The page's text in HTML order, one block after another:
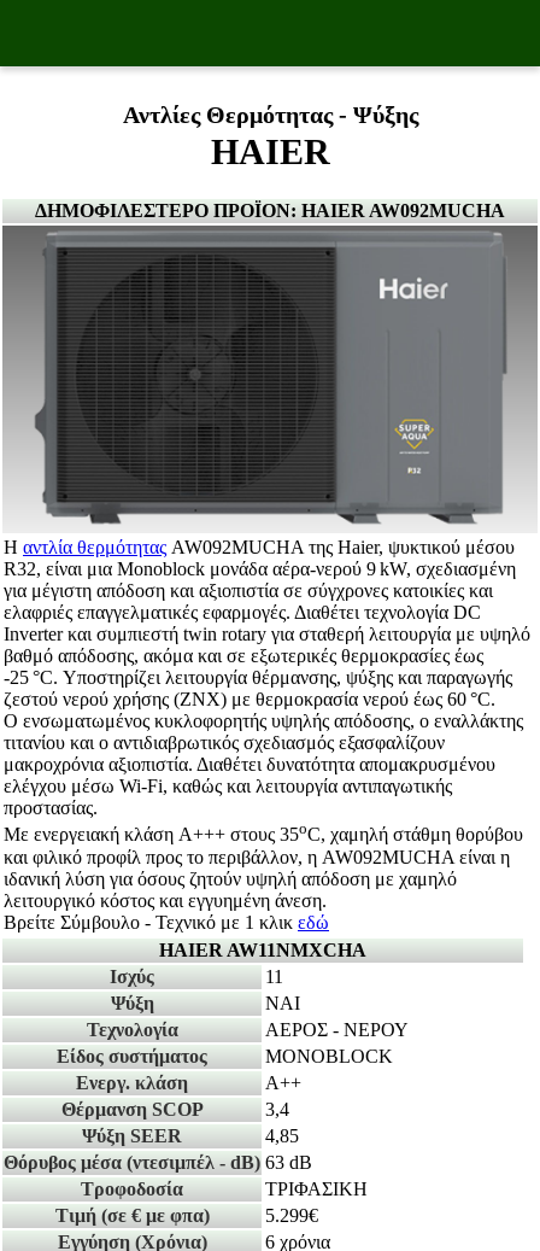
Αντλίες Θερμότητας - Ψύξης
HAIER
ΔΗΜΟΦΙΛΕΣΤΕΡΟ ΠΡΟΪΟΝ: HAIER AW092MUCHA
Η αντλία θερμότητας AW092MUCHA της Haier, ψυκτικού μέσου
R32, είναι μια Monoblock μονάδα αέρα-νερού 9 kW, σχεδιασμένη
για μέγιστη απόδοση και αξιοπιστία σε σύγχρονες κατοικίες και
ελαφριές επαγγελματικές εφαρμογές. Διαθέτει τεχνολογία DC
Inverter και συμπιεστή twin rotary για σταθερή λειτουργία με υψηλό
βαθμό απόδοσης, ακόμα και σε εξωτερικές θερμοκρασίες έως
-25 °C. Υποστηρίζει λειτουργία θέρμανσης, ψύξης και παραγωγής
ζεστού νερού χρήσης (ΖΝΧ) με θερμοκρασία νερού έως 60 °C.
Ο ενσωματωμένος κυκλοφορητής υψηλής απόδοσης, ο εναλλάκτης
τιτανίου και ο αντιδιαβρωτικός σχεδιασμός εξασφαλίζουν
μακροχρόνια αξιοπιστία. Διαθέτει δυνατότητα απομακρυσμένου
ελέγχου μέσω Wi-Fi, καθώς και λειτουργία αντιπαγωτικής
προστασίας.
Με ενεργειακή κλάση A+++ στους 35oC, χαμηλή στάθμη θορύβου
και φιλικό προφίλ προς το περιβάλλον, η AW092MUCHA είναι η
ιδανική λύση για όσους ζητούν υψηλή απόδοση με χαμηλό
λειτουργικό κόστος και εγγυημένη άνεση.
Βρείτε Σύμβουλο - Τεχνικό με 1 κλικ εδώ
HAIER AW11NMXCHA
Ισχύς
11
Ψύξη
ΝΑΙ
Τεχνολογία
ΑΕΡΟΣ - ΝΕΡΟΥ
Είδος συστήματος
MONOBLOCK
Ενεργ. κλάση
A++
Θέρμανση SCOP
3,4
Ψύξη SEER
4,85
Θόρυβος μέσα (ντεσιμπέλ - dB) 63 dB
Τροφοδοσία
ΤΡΙΦΑΣΙΚΗ
Τιμή (σε € με φπα)
5.299€
Εγγύηση (Χρόνια) 6 χρόνια